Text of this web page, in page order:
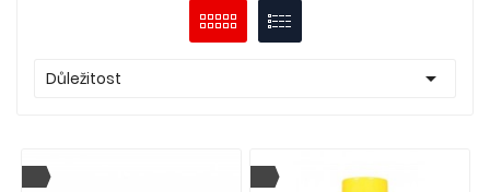
Důležitost 